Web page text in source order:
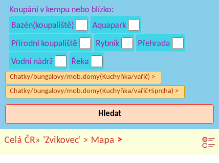
Koupání v kempu nebo blízko:
Bazén(koupaliště)
Aquapark
Přírodní koupaliště
Rybník
Přehrada
Vodní nádrž
Řeka
Chatky/bungalovy/mob.domy(Kuchyňka/vařič) >
Chatky/bungalovy/mob.domy(Kuchyňka/vařič+Sprcha) >
Hledat
Celá ČR» 'Zvikovec' > Mapa >